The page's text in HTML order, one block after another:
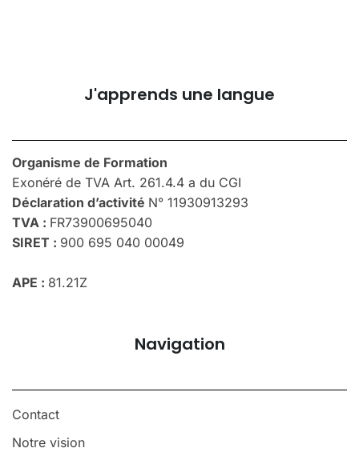
J'apprends une langue
Organisme de Formation
Exonéré de TVA Art. 261.4.4 a du CGI
Déclaration d’activité N° 11930913293
TVA : FR73900695040
SIRET : 900 695 040 00049
APE : 81.21Z
Navigation
Contact
Notre vision